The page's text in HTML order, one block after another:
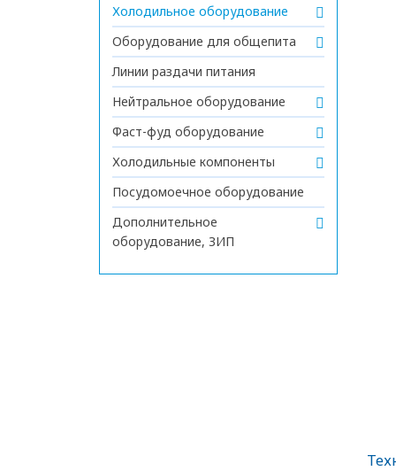
Холодильное оборудование
Оборудование для общепита
Линии раздачи питания
Нейтральное оборудование
Фаст-фуд оборудование
Холодильные компоненты
Посудомоечное оборудование
Дополнительное
оборудование, ЗИП